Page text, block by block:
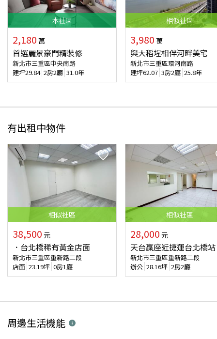
本社區
2,180 萬
首選麗景豪門精裝修
新北市三重區中央南路
建坪29.84 2房2廳 31.0年
相似社區
3,980 萬
與大稻埕相伴河畔美宅
新北市三重區環河南路
建坪62.07 3房2廳 25.8年
有出租中物件
相似社區
38,500 元
．台北橋稀有黃金店面
新北市三重區重新路二段
店面 23.19坪 0房1廳
相似社區
28,000 元
天台贏座近捷運台北橋站
新北市三重區重新路二段
辦公 28.16坪 2房2廳
周邊生活機能